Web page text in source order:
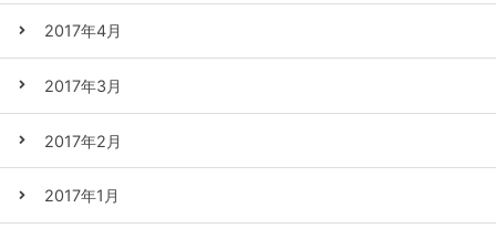
2017年4月
2017年3月
2017年2月
2017年1月